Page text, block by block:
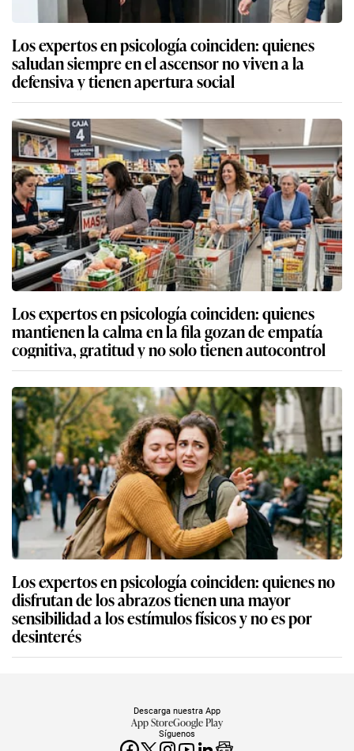
Los expertos en psicología coinciden: quienes
saludan siempre en el ascensor no viven a la
defensiva y tienen apertura social
Los expertos en psicología coinciden: quienes
mantienen la calma en la fila gozan de empatía
cognitiva, gratitud y no solo tienen autocontrol
Los expertos en psicología coinciden: quienes no
disfrutan de los abrazos tienen una mayor
sensibilidad a los estímulos físicos y no es por
desinterés
Síguenos
Descarga nuestra App
App StoreGoogle Play